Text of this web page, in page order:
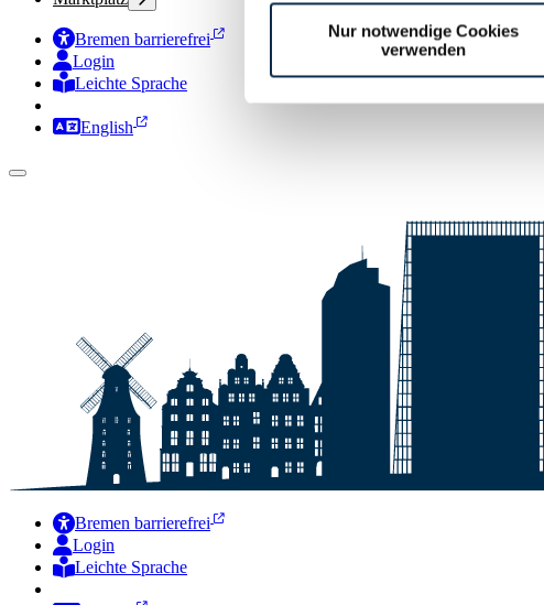
Nur notwendige Cookies
verwenden
Bremen barrierefrei
Login
Leichte Sprache
Zur Deutschen Gebärdensprache
English
Bremen barrierefrei
Login
Leichte Sprache